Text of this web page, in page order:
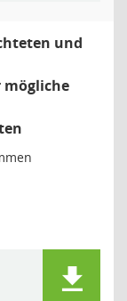
und
mögliche